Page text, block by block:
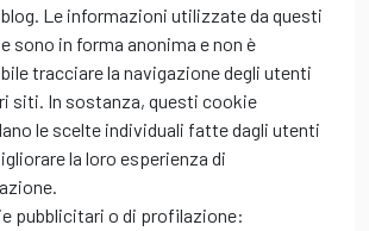
blog. Le informazioni utilizzate da questi
sono in forma anonima e non è
tracciare la navigazione degli utenti
siti. In sostanza, questi cookie
le scelte individuali fatte dagli utenti
la loro esperienza di
pubblicitari o di profilazione: